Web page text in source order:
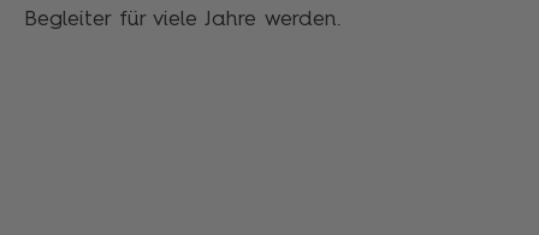
Begleiter für viele Jahre werden.